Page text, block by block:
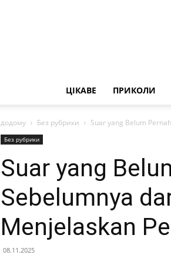
ЦІКАВЕ ПРИКОЛИ
додому Без рубрики Suar yang Belum
Без рубрики
Suar yang
Sebelumnya
Menjelaskan
08.11.2025